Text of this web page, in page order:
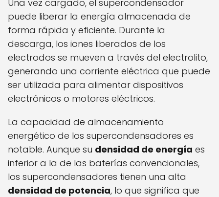
Una vez cargado, el supercondensador
puede liberar la energía almacenada de
forma rápida y eficiente. Durante la
descarga, los iones liberados de los
electrodos se mueven a través del electrolito,
generando una corriente eléctrica que puede
ser utilizada para alimentar dispositivos
electrónicos o motores eléctricos.
La capacidad de almacenamiento
energético de los supercondensadores es
notable. Aunque su densidad de energía es
inferior a la de las baterías convencionales,
los supercondensadores tienen una alta
densidad de potencia, lo que significa que